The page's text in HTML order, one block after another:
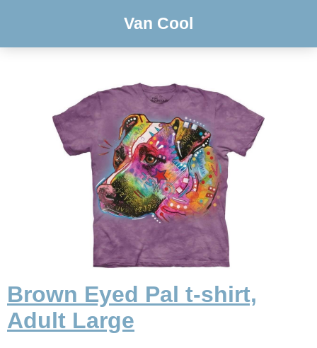
Van Cool
Brown Eyed Pal t-shirt,
Adult Large